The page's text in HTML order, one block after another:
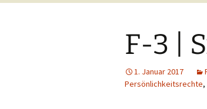
D Wissen verarbeiten
F Ergebnisse darstellen
F-3 |
1. Januar 2017
Persönlichkeitsrechte,